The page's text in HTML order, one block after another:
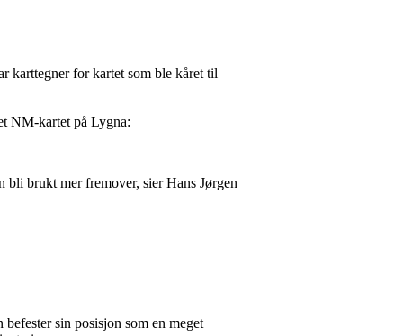
karttegner for kartet som ble kåret til
NM-kartet på Lygna:
bli brukt mer fremover, sier Hans Jørgen
sin posisjon som en meget